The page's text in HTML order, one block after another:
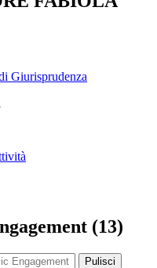
Giurisprudenza
(13)
Pulisci